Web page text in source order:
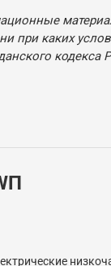
при каких
кодекса